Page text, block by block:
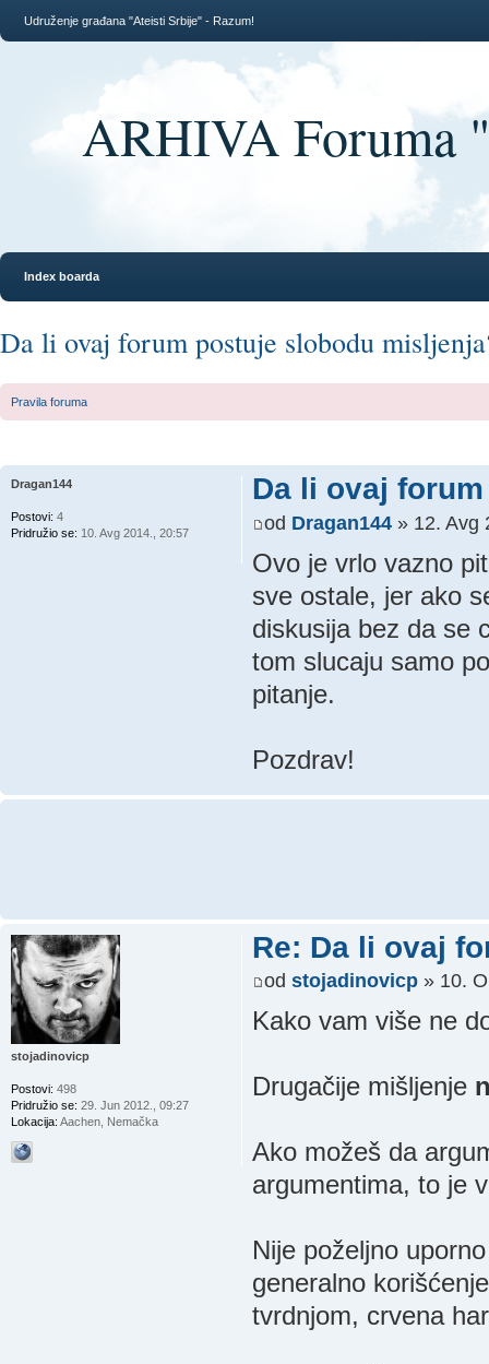
Udruženje građana "Ateisti Srbije" - Razum!
ARHIVA Foruma
Index boarda
Da li ovaj forum postuje slobodu
Pravila foruma
Da li ovaj
od Dragan144» 12. Avg
Ovo je vrlo vazno
sve ostale, jer ako
diskusija bez da se
tom slucaju samo
pitanje.
Pozdrav!
Dragan144
Postovi: 4
Pridružio se: 10. Avg 2014., 20:57
Re: Da li ovaj
od stojadinovicp» 10.
Kako vam više ne
Drugačije mišljenje
Ako možeš da
argumentima, to je
Nije poželjno
generalno
tvrdnjom, crvena
stojadinovicp
Postovi: 498
Pridružio se: 29. Jun 2012., 09:27
Lokacija: Aachen, Nemačka